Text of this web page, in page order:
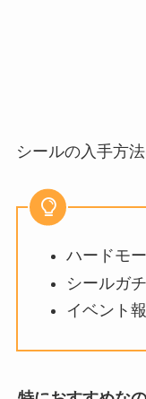
シールの入手方
ハードモ
シールガ
イベント